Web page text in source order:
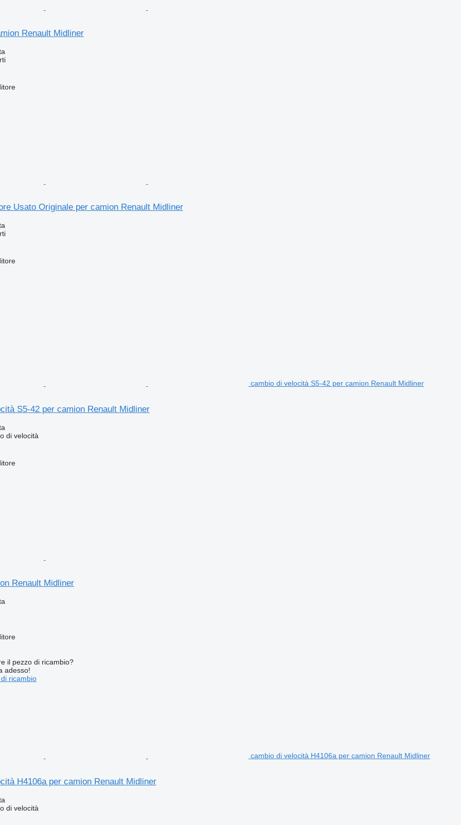
Renault Midliner
Usato Originale per camion Renault Midliner
cambio di velocità S5-42 per camion Renault Midliner
S5-42 per camion Renault Midliner
di velocità
Renault Midliner
il pezzo di ricambio?
adesso!
ricambio
cambio di velocità H4106a per camion Renault Midliner
H4106a per camion Renault Midliner
di velocità